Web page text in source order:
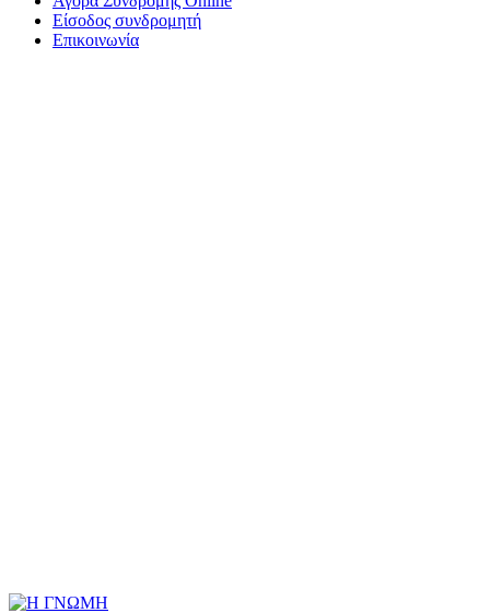
Είσοδος συνδρομητή
Επικοινωνία